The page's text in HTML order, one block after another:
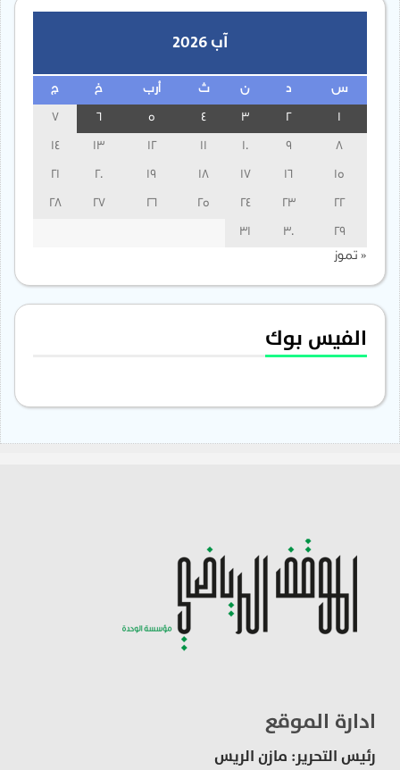
آب 2026
س ن ث أرب خ ج
3
13
14
15
16
17
18
19
20
21
22
23
24
25
26
27
28
29
30
31
« تموز
الفيس بوك
ادارة الموقع
رئيس التحرير: مازن الريس